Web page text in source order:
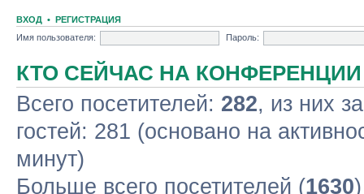
ВХОД • РЕГИСТРАЦИЯ
Имя пользователя:
Пароль:
КТО СЕЙЧАС НА КОНФЕРЕНЦИИ
Всего посетителей: 282, из них
гостей: 281 (основано на
минут)
Больше всего посетителей (1630